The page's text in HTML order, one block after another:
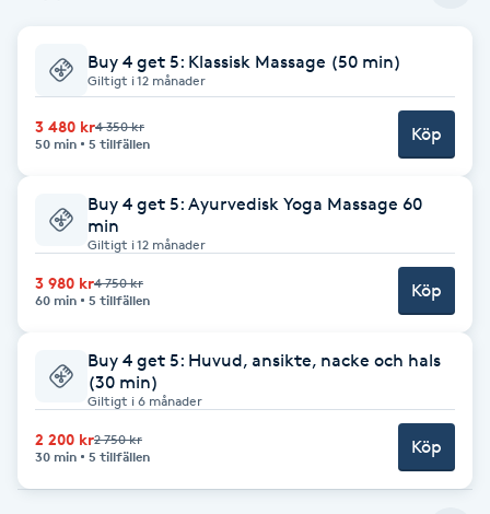
Balayage
Barber
Barnklippning
Blowout
Bottenfärg
Buy 4 get 5: Klassisk Massage (50 min)
Giltigt i 12 månader
3 480 kr4 350 kr
50 min
5 tillfällen Köp
Buy 4 get 5: Ayurvedisk Yoga Massage 60
min
Giltigt i 12 månader
3 980 kr4 750 kr
60 min
5 tillfällen Köp
Buy 4 get 5: Huvud, ansikte, nacke och hals
(30 min)
Giltigt i 6 månader
2 200 kr2 750 kr
30 min
5 tillfällen Köp